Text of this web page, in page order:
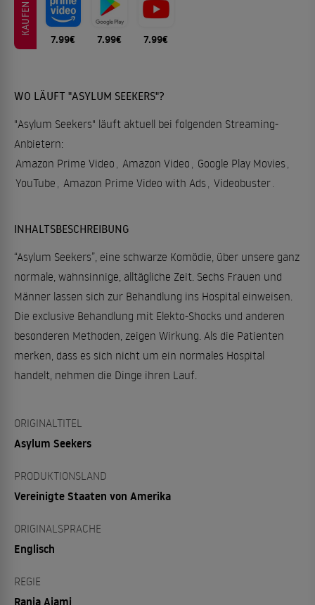
KAUFEN
7.99€ 7.99€ 7.99€
WO LÄUFT "ASYLUM SEEKERS"?
"Asylum Seekers" läuft aktuell bei folgenden Streaming-
Anbietern:
Amazon Prime Video
Amazon Video Google Play Movies
YouTube
Amazon Prime Video with Ads Videobuster
INHALTSBESCHREIBUNG
“Asylum Seekers”, eine schwarze Komödie, über unsere ganz
normale, wahnsinnige, alltägliche Zeit. Sechs Frauen und
Männer lassen sich zur Behandlung ins Hospital einweisen.
Die exclusive Behandlung mit Elekto-Shocks und anderen
besonderen Methoden, zeigen Wirkung. Als die Patienten
merken, dass es sich nicht um ein normales Hospital
handelt, nehmen die Dinge ihren Lauf.
ORIGINALTITEL
Asylum Seekers
PRODUKTIONSLAND
Vereinigte Staaten von Amerika
ORIGINALSPRACHE
Englisch
REGIE
Rania Ajami